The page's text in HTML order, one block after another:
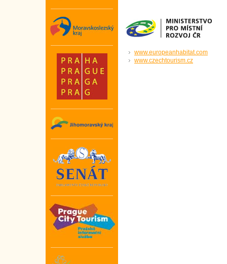
www.europeanhabitat.com
www.czechtourism.cz